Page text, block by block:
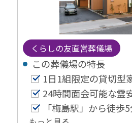
くらしの友直営葬儀場
この葬儀場の特⻑
1日1組限定の貸切型
24時間面会可能な霊
「梅島駅」から徒歩